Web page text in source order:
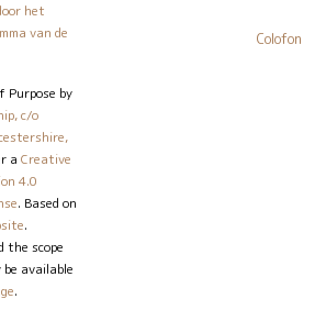
het
van de
Purpose by
c/o
aCreative
4.0
. Based on
.
the scope
available
.
Colofon